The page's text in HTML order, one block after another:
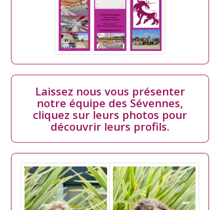
Laissez nous vous présenter
notre équipe des Sévennes,
cliquez sur leurs photos pour
découvrir leurs profils.